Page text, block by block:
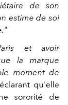
de son
estime de soi
et avoir
la marque
moment de
qu'elle
sororité de